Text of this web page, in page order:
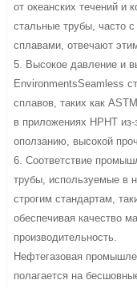
от океанских течений и
стальные трубы, часто
сплавами, отвечают
5. Высокое давление и
EnvironmentsSeamless
сплавов, таких как
в приложениях HPHT
оползанию, высокой
6. Соответствие
трубы, используемые в
строгим стандартам,
обеспечивая качество
производительность.
Нефтегазовая
полагается на